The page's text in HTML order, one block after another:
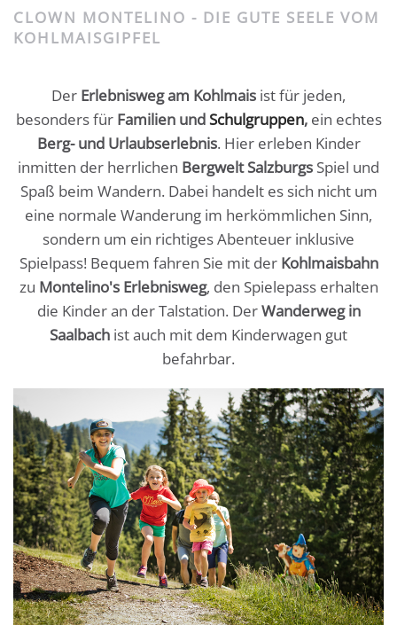
CLOWN MONTELINO - DIE GUTE SEELE VOM
KOHLMAISGIPFEL
Der Erlebnisweg am Kohlmais ist für jeden,
besonders für Familien undSchulgruppen,ein echtes
Berg- und Urlaubserlebnis. Hier erleben Kinder
inmitten der herrlichen Bergwelt Salzburgs Spiel und
Spaß beim Wandern. Dabei handelt es sich nicht um
eine normale Wanderung im herkömmlichen Sinn,
sondern um ein richtiges Abenteuer inklusive
Spielpass! Bequem fahren Sie mit der Kohlmaisbahn
zu Montelino's Erlebnisweg, den Spielepass erhalten
die Kinder an der Talstation. DerWanderweg in
Saalbach ist auch mit dem Kinderwagen gut
befahrbar.